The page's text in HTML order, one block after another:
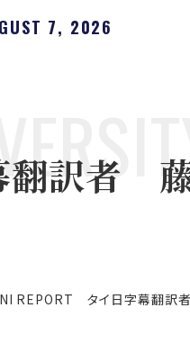
7, 2026
訳者
REPORT タイ日字幕翻訳